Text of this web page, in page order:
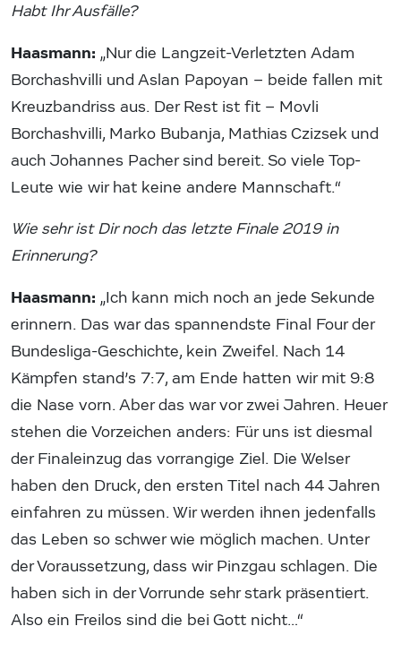
Habt Ihr Ausfälle?
Haasmann: „Nur die Langzeit-Verletzten Adam
Borchashvilli und Aslan Papoyan – beide fallen mit
Kreuzbandriss aus. Der Rest ist fit – Movli
Borchashvilli, Marko Bubanja, Mathias Czizsek und
auch Johannes Pacher sind bereit. So viele Top-
Leute wie wir hat keine andere Mannschaft.“
Wie sehr ist Dir noch das letzte Finale 2019 in
Erinnerung?
Haasmann: „Ich kann mich noch an jede Sekunde
erinnern. Das war das spannendste Final Four der
Bundesliga-Geschichte, kein Zweifel. Nach 14
Kämpfen stand’s 7:7, am Ende hatten wir mit 9:8
die Nase vorn. Aber das war vor zwei Jahren. Heuer
stehen die Vorzeichen anders: Für uns ist diesmal
der Finaleinzug das vorrangige Ziel. Die Welser
haben den Druck, den ersten Titel nach 44 Jahren
einfahren zu müssen. Wir werden ihnen jedenfalls
das Leben so schwer wie möglich machen. Unter
der Voraussetzung, dass wir Pinzgau schlagen. Die
haben sich in der Vorrunde sehr stark präsentiert.
Also ein Freilos sind die bei Gott nicht…“